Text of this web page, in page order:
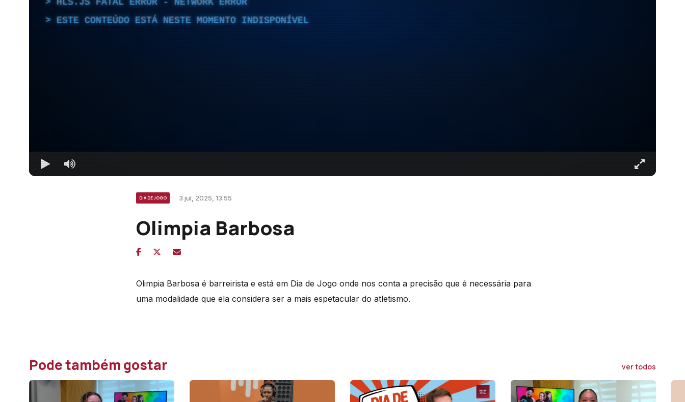
ESTE CONTEÚDO ESTÁ NESTE MOMENTO INDISPONÍVEL
DIA DE JOGO 3 jul, 2025, 13:55
Olimpia Barbosa
Olimpia Barbosa é barreirista e está em Dia de Jogo onde nos conta a precisão que é necessária para
uma modalidade que ela considera ser a mais espetacular do atletismo.
Pode também gostar ver todos